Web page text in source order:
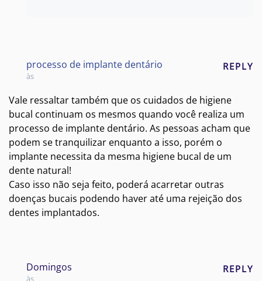
processo de implante dentário
às
REPLY
Vale ressaltar também que os cuidados de higiene
bucal continuam os mesmos quando você realiza um
processo de implante dentário. As pessoas acham que
podem se tranquilizar enquanto a isso, porém o
implante necessita da mesma higiene bucal de um
dente natural!
Caso isso não seja feito, poderá acarretar outras
doenças bucais podendo haver até uma rejeição dos
dentes implantados.
Domingos
às
REPLY